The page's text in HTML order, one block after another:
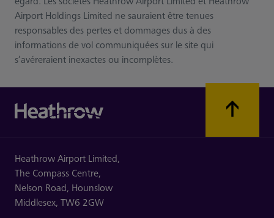
Airport Holdings Limited ne sauraient être tenues
responsables des pertes et dommages dus à des
informations de vol communiquées sur le site qui
s’avéreraient inexactes ou incomplètes.
Heathrow Airport Limited,
The Compass Centre,
Nelson Road, Hounslow
Middlesex, TW6 2GW